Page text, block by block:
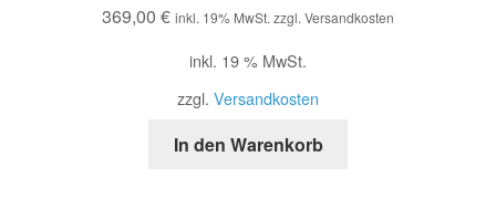
2.52
369,00 € inkl. 19% MwSt. zzgl. Versandkosten
inkl. 19 % MwSt.
zzgl. Versandkosten
In den Warenkorb